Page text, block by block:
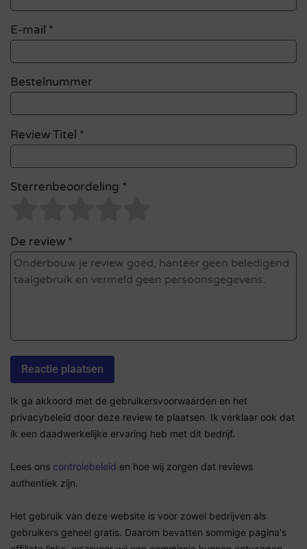
E-mail *
Bestelnummer
Review Titel *
Sterrenbeoordeling *
De review *
Ik ga akkoord met de gebruikersvoorwaarden en het
privacybeleid door deze review te plaatsen. Ik verklaar ook dat
ik een daadwerkelijke ervaring heb met dit bedrijf.
Lees ons controlebeleid en hoe wij zorgen dat reviews
authentiek zijn.
Het gebruik van deze website is voor zowel bedrijven als
gebruikers geheel gratis. Daarom bevatten sommige pagina's